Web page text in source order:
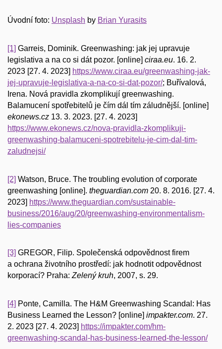
Úvodní foto: Unsplash by Brian Yurasits
[1] Garreis, Dominik. Greenwashing: jak jej upravuje
legislativa a na co si dát pozor. [online] ciraa.eu. 16. 2.
2023 [27. 4. 2023] https://www.ciraa.eu/greenwashing-jak-
jej-upravuje-legislativa-a-na-co-si-dat-pozor/; Buřívalová,
Irena. Nová pravidla zkomplikují greenwashing.
Balamucení spotřebitelů je čím dál tím záludnější. [online]
ekonews.cz 13. 3. 2023. [27. 4. 2023]
https://www.ekonews.cz/nova-pravidla-zkomplikuji-
greenwashing-balamuceni-spotrebitelu-je-cim-dal-tim-
zaludnejsi/
[2] Watson, Bruce. The troubling evolution of corporate
greenwashing [online]. theguardian.com 20. 8. 2016. [27. 4.
2023] https://www.theguardian.com/sustainable-
business/2016/aug/20/greenwashing-environmentalism-
lies-companies
[3] GREGOR, Filip. Společenská odpovědnost firem
a ochrana životního prostředí: jak hodnotit odpovědnost
korporací? Praha: Zelený kruh, 2007, s. 29.
[4] Ponte, Camilla. The H&M Greenwashing Scandal: Has
Business Learned the Lesson? [online] impakter.com. 27.
2. 2023 [27. 4. 2023] https://impakter.com/hm-
greenwashing-scandal-has-business-learned-the-lesson/